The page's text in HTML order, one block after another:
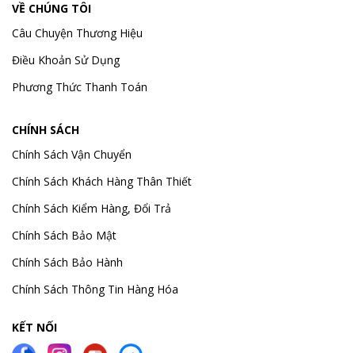
VỀ CHÚNG TÔI
Câu Chuyện Thương Hiệu
Điều Khoản Sử Dụng
Phương Thức Thanh Toán
CHÍNH SÁCH
Chính Sách Vận Chuyển
Chính Sách Khách Hàng Thân Thiết
Chính Sách Kiểm Hàng, Đổi Trả
Chính Sách Bảo Mật
Chính Sách Bảo Hành
Chính Sách Thông Tin Hàng Hóa
KẾT NỐI